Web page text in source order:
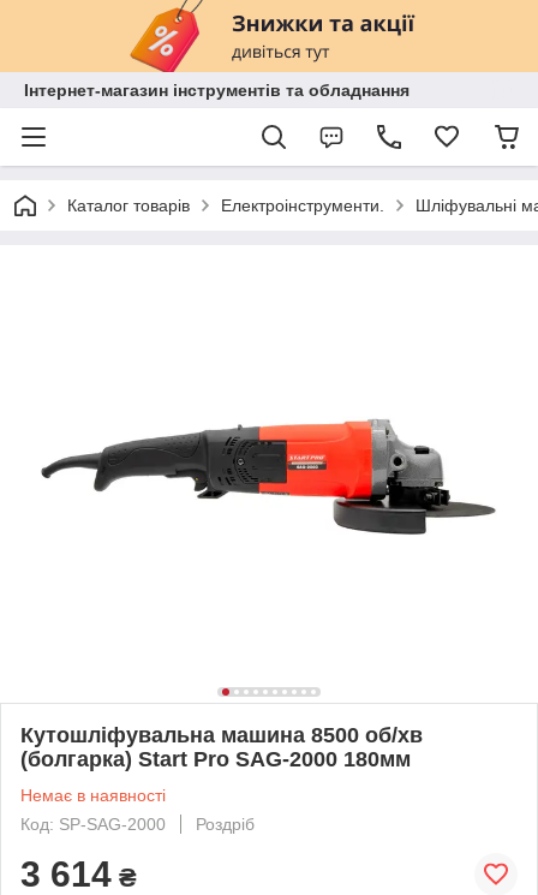
Інтернет-магазин інструментів та обладнання
Каталог товарів Електроінструменти. Шліфувальні
Кутошліфувальна машина 8500 об/хв
(болгарка) Start Pro SAG-2000 180мм
Немає в наявності
Код: SP-SAG-2000
Роздріб
3 614 ₴